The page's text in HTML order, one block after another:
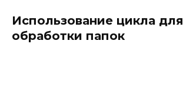
Использование цикла для
обработки папок